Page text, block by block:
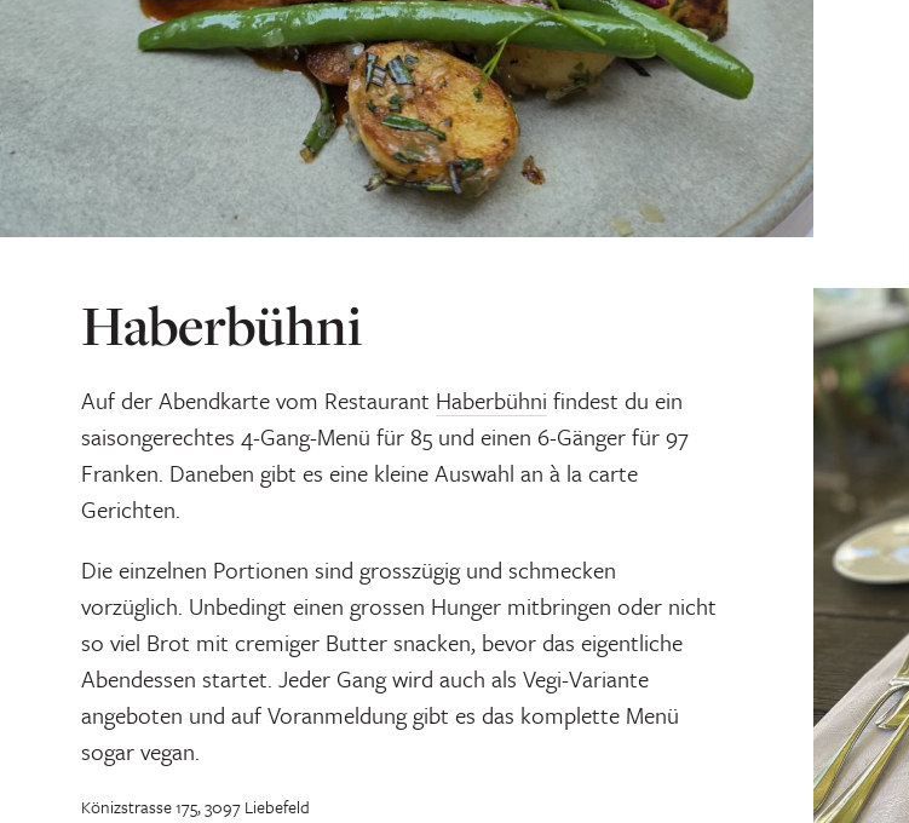
Haberbühni
Auf der Abendkarte vom Restaurant Haberbühni findest du ein
saisongerechtes 4-Gang-Menü für 85 und einen 6-Gänger für 97
Franken. Daneben gibt es eine kleine Auswahl an à la carte
Gerichten.
Die einzelnen Portionen sind grosszügig und schmecken
vorzüglich. Unbedingt einen grossen Hunger mitbringen oder nicht
so viel Brot mit cremiger Butter snacken, bevor das eigentliche
Abendessen startet. Jeder Gang wird auch als Vegi-Variante
angeboten und auf Voranmeldung gibt es das komplette Menü
sogar vegan.
Könizstrasse 175, 3097 Liebefeld